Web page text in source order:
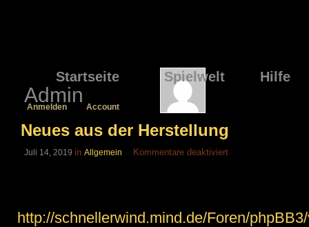
Startseite Spielwelt Hilfe
Admin
Anmelden Account
Neues aus der Herstellung
Juli 14, 2019 in Allgemein Kommentare deaktiviertfür
http://schnellerwind.mind.de/Foren/